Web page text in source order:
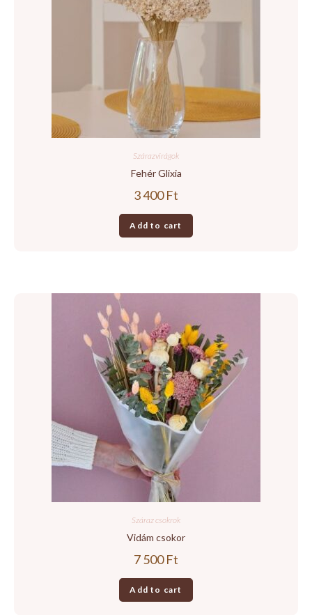
Szárazvirágok
Fehér Glixia
3 400Ft
Add to cart
Száraz csokrok
Vidám csokor
7 500Ft
Add to cart